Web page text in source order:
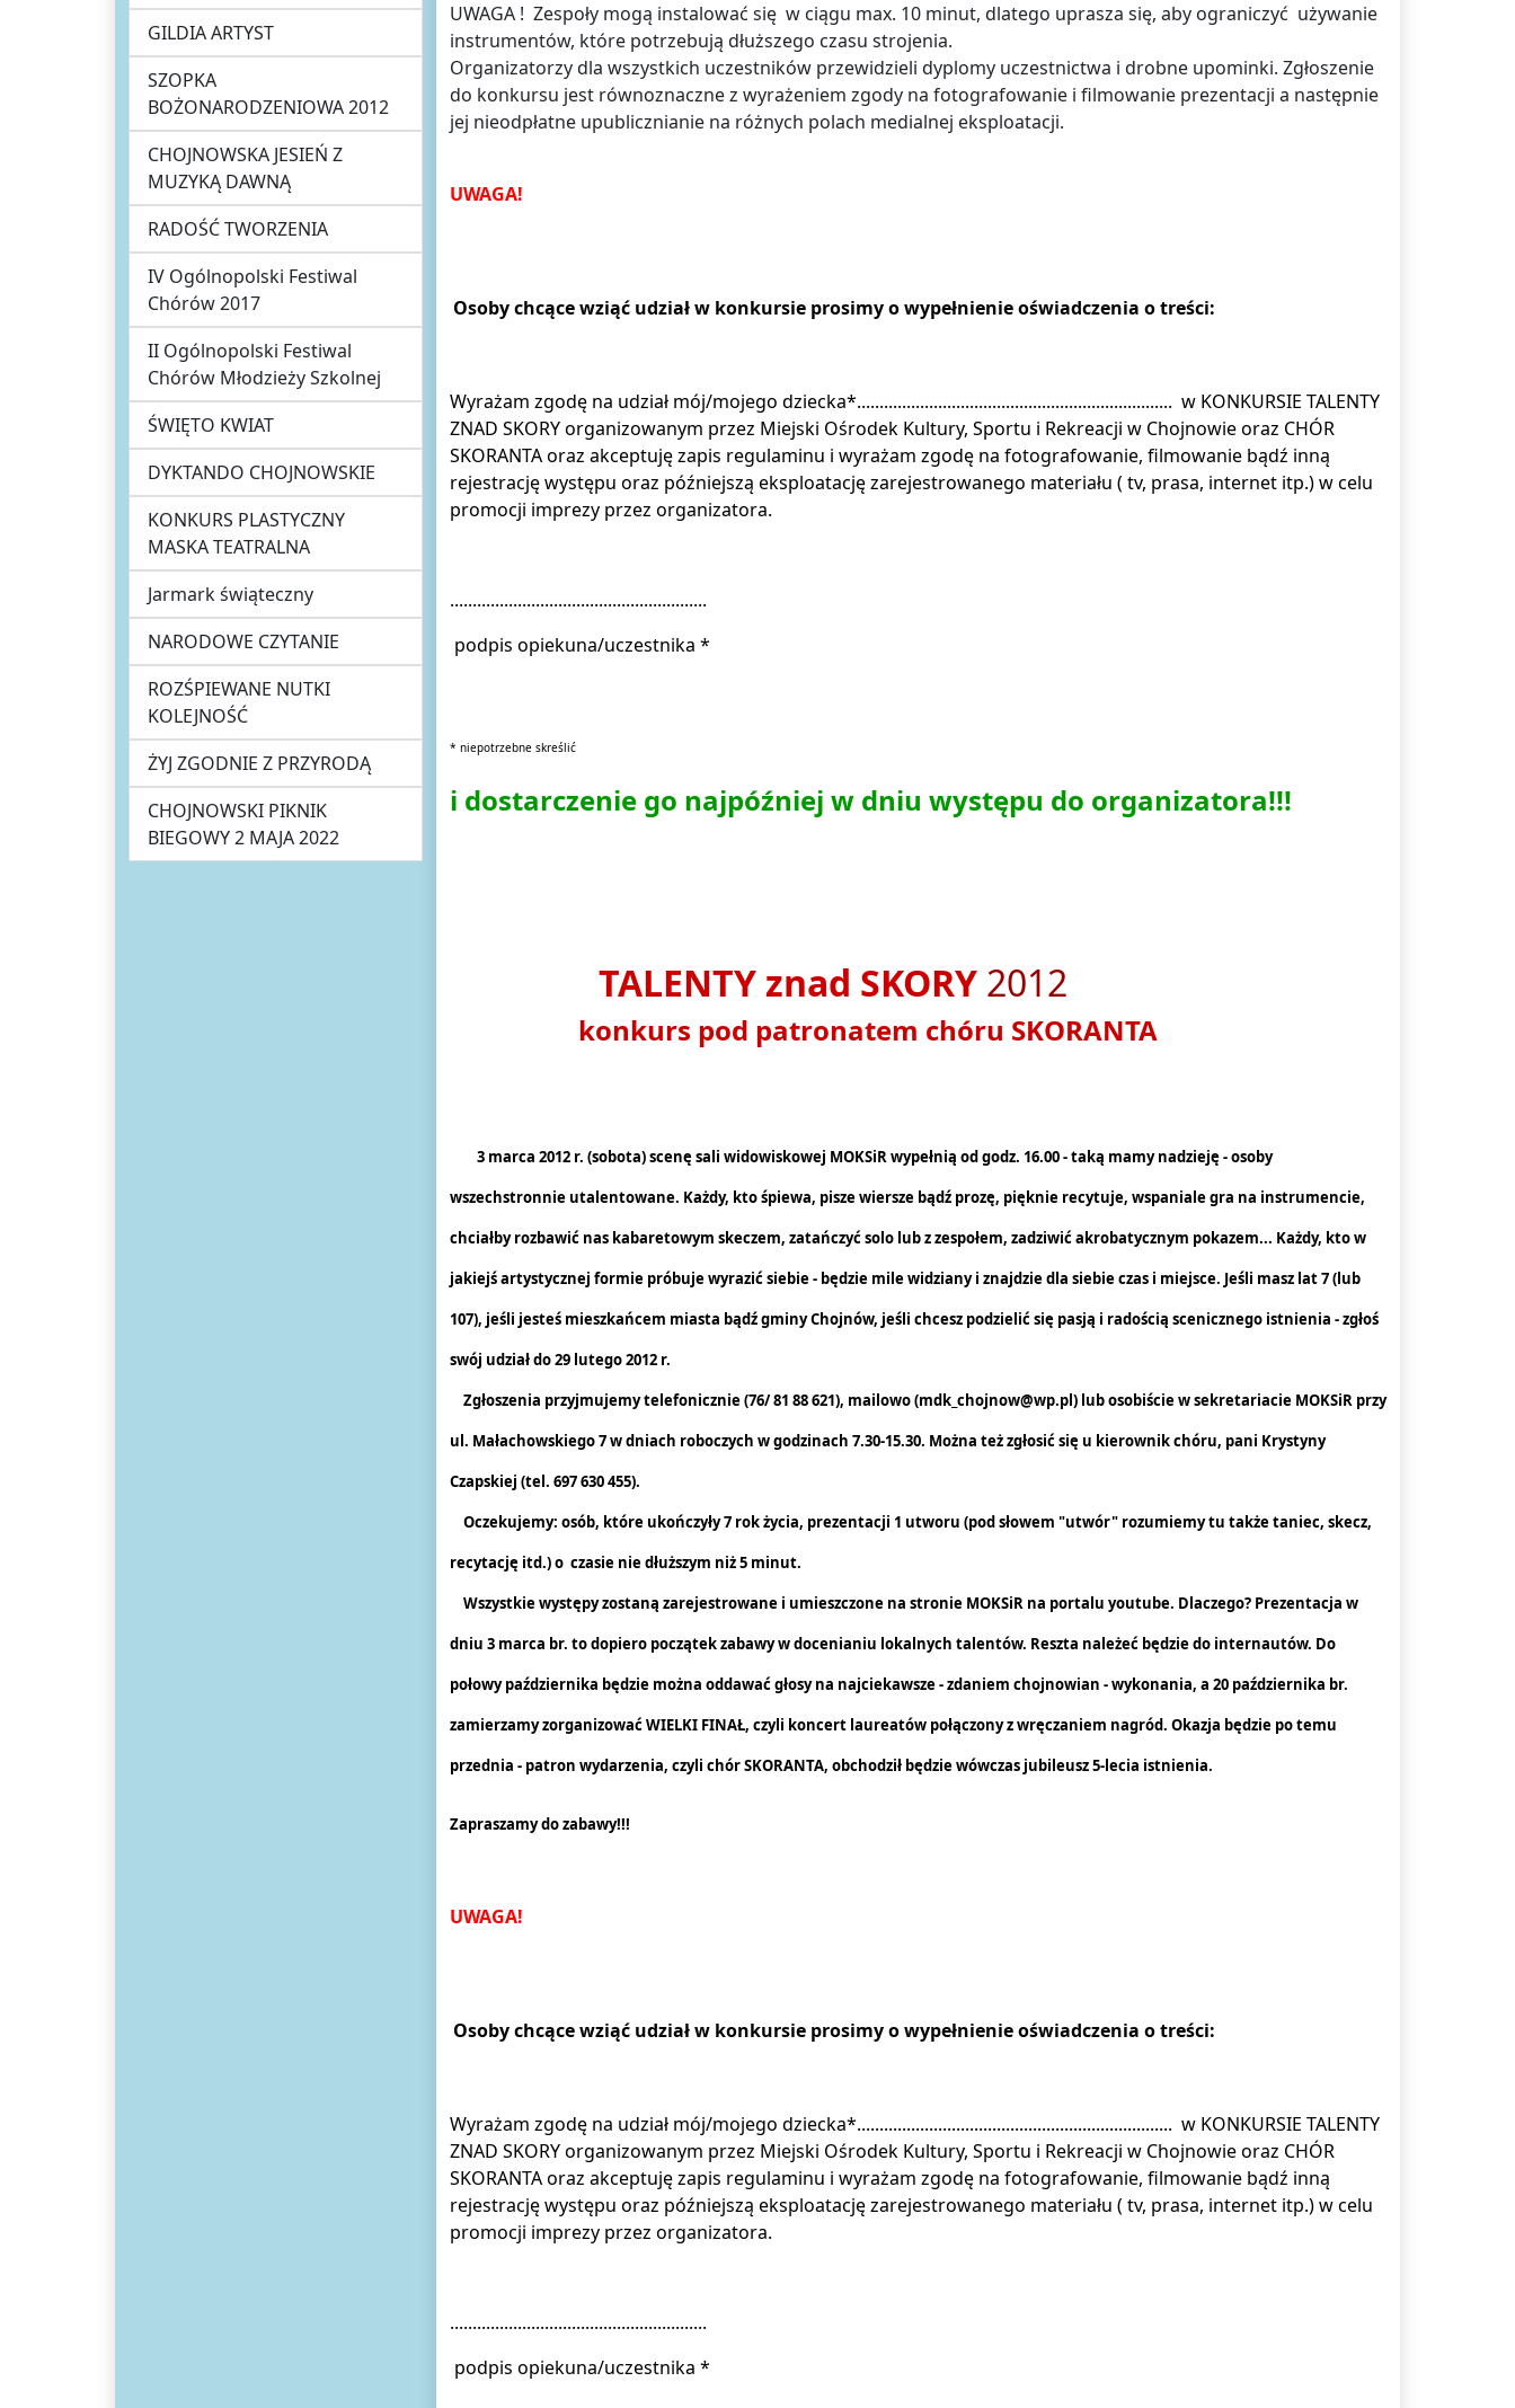
GILDIA ARTYST
SZOPKA
BOŻONARODZENIOWA 2012
CHOJNOWSKA JESIEŃ Z
MUZYKĄ DAWNĄ
RADOŚĆ TWORZENIA
IV Ogólnopolski Festiwal
Chórów 2017
II Ogólnopolski Festiwal
Chórów Młodzieży Szkolnej
ŚWIĘTO KWIAT
DYKTANDO CHOJNOWSKIE
KONKURS PLASTYCZNY
MASKA TEATRALNA
Jarmark świąteczny
NARODOWE CZYTANIE
ROZŚPIEWANE NUTKI
KOLEJNOŚĆ
ŻYJ ZGODNIE Z PRZYRODĄ
CHOJNOWSKI PIKNIK
BIEGOWY 2 MAJA 2022
UWAGA ! Zespoły mogą instalować się w ciągu max. 10 minut, dlatego uprasza się, aby ograniczyć używanie
instrumentów, które potrzebują dłuższego czasu strojenia.
Organizatorzy dla wszystkich uczestników przewidzieli dyplomy uczestnictwa i drobne upominki. Zgłoszenie
do konkursu jest równoznaczne z wyrażeniem zgody na fotografowanie i filmowanie prezentacji a następnie
jej nieodpłatne upublicznianie na różnych polach medialnej eksploatacji.
UWAGA!
Osoby chcące wziąć udział w konkursie prosimy o wypełnienie oświadczenia o treści:
Wyrażam zgodę na udział mój/mojego dziecka*...................................................................... w KONKURSIE TALENTY
ZNAD SKORY organizowanym przez Miejski Ośrodek Kultury, Sportu i Rekreacji w Chojnowie oraz CHÓR
SKORANTA oraz akceptuję zapis regulaminu i wyrażam zgodę na fotografowanie, filmowanie bądź inną
rejestrację występu oraz późniejszą eksploatację zarejestrowanego materiału ( tv, prasa, internet itp.) w celu
promocji imprezy przez organizatora.
.........................................................
podpis opiekuna/uczestnika *
* niepotrzebne skreślić
i dostarczenie go najpóźniej w dniu występu do organizatora!!!
TALENTY znad SKORY 2012
konkurs pod patronatem chóru SKORANTA
3 marca 2012 r. (sobota) scenę sali widowiskowej MOKSiR wypełnią od godz. 16.00 - taką mamy nadzieję - osoby
wszechstronnie utalentowane. Każdy, kto śpiewa, pisze wiersze bądź prozę, pięknie recytuje, wspaniale gra na instrumencie,
chciałby rozbawić nas kabaretowym skeczem, zatańczyć solo lub z zespołem, zadziwić akrobatycznym pokazem... Każdy, kto w
jakiejś artystycznej formie próbuje wyrazić siebie - będzie mile widziany i znajdzie dla siebie czas i miejsce. Jeśli masz lat 7 (lub
107), jeśli jesteś mieszkańcem miasta bądź gminy Chojnów, jeśli chcesz podzielić się pasją i radością scenicznego istnienia - zgłoś
swój udział do 29 lutego 2012 r.
Zgłoszenia przyjmujemy telefonicznie (76/ 81 88 621), mailowo (mdk_chojnow@wp.pl) lub osobiście w sekretariacie MOKSiR przy
ul. Małachowskiego 7 w dniach roboczych w godzinach 7.30-15.30. Można też zgłosić się u kierownik chóru, pani Krystyny
Czapskiej (tel. 697 630 455).
Oczekujemy: osób, które ukończyły 7 rok życia, prezentacji 1 utworu (pod słowem "utwór" rozumiemy tu także taniec, skecz,
recytację itd.) o czasie nie dłuższym niż 5 minut.
Wszystkie występy zostaną zarejestrowane i umieszczone na stronie MOKSiR na portalu youtube. Dlaczego? Prezentacja w
dniu 3 marca br. to dopiero początek zabawy w docenianiu lokalnych talentów. Reszta należeć będzie do internautów. Do
połowy października będzie można oddawać głosy na najciekawsze - zdaniem chojnowian - wykonania, a 20 października br.
zamierzamy zorganizować WIELKI FINAŁ, czyli koncert laureatów połączony z wręczaniem nagród. Okazja będzie po temu
przednia - patron wydarzenia, czyli chór SKORANTA, obchodził będzie wówczas jubileusz 5-lecia istnienia.
Zapraszamy do zabawy!!!
UWAGA!
Osoby chcące wziąć udział w konkursie prosimy o wypełnienie oświadczenia o treści:
Wyrażam zgodę na udział mój/mojego dziecka*...................................................................... w KONKURSIE TALENTY
ZNAD SKORY organizowanym przez Miejski Ośrodek Kultury, Sportu i Rekreacji w Chojnowie oraz CHÓR
SKORANTA oraz akceptuję zapis regulaminu i wyrażam zgodę na fotografowanie, filmowanie bądź inną
rejestrację występu oraz późniejszą eksploatację zarejestrowanego materiału ( tv, prasa, internet itp.) w celu
promocji imprezy przez organizatora.
.........................................................
podpis opiekuna/uczestnika *